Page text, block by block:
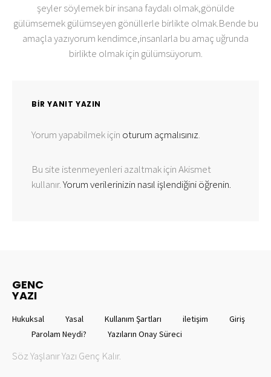
şeyler söylemek bir insana faydalı olmak,gönülde
gülümsemek gülümseyen gönüllerle birlikte olmak.Bende bu
amaçla yazıyorum kendimce,insanlarla bu amaç uğrunda
birlikte olmak için gülümsüyorum.
BIR YANIT YAZIN
Yorum yapabilmek için oturum açmalısınız.
Bu site istenmeyenleri azaltmak için Akismet
kullanır.Yorum verilerinizin nasıl işlendiğini öğrenin.
GENC
YAZI
Hukuksal Yasal Kullanım Şartları iletişim
Giriş
Parolam Neydi?
Yazıların Onay Süreci
Söz Yaşlanır Yazı Genç Kalır.